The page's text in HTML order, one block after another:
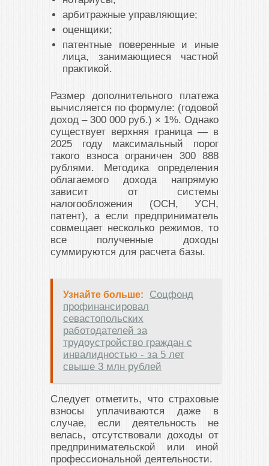
арбитражные управляющие;
оценщики;
патентные поверенные и иные
лица, занимающиеся частной
практикой.
Размер дополнительного платежа
вычисляется по формуле: (годовой
доход – 300 000 руб.) × 1%. Однако
существует верхняя граница — в
2025 году максимальный порог
такого взноса ограничен 300 888
рублями. Методика определения
облагаемого дохода напрямую
зависит от системы
налогообложения (ОСН, УСН,
патент), а если предприниматель
совмещает несколько режимов, то
все полученные доходы
суммируются для расчета базы.
Узнайте больше:
Соцфонд
профинансировал
севастопольских
работодателей за
трудоустройство граждан с
инвалидностью - за 5 лет
свыше 3 млн рублей
Следует отметить, что страховые
взносы уплачиваются даже в
случае, если деятельность не
велась, отсутствовали доходы от
предпринимательской или иной
профессиональной деятельности.